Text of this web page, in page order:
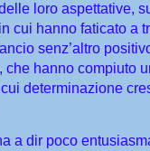
loro aspettative,
cui hanno faticato a
senz’altro
che hanno compiuto
determinazione
a dir poco